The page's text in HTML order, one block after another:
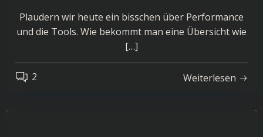
Plaudern wir heute ein bisschen über Performance
und die Tools. Wie bekommt man eine Übersicht wie
[…]
2 Weiterlesen